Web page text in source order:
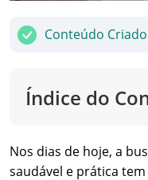
Conteúdo
Índice do
Nos dias de hoje, a
saudável e prática